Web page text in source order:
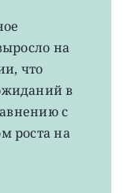
на
что
в
с
роста на